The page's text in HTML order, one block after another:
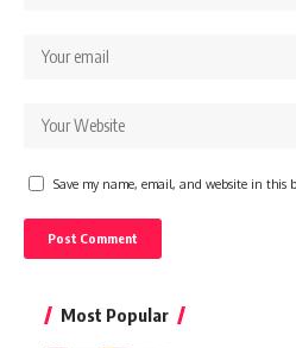
Save my name, email, and website in this
Most Popular